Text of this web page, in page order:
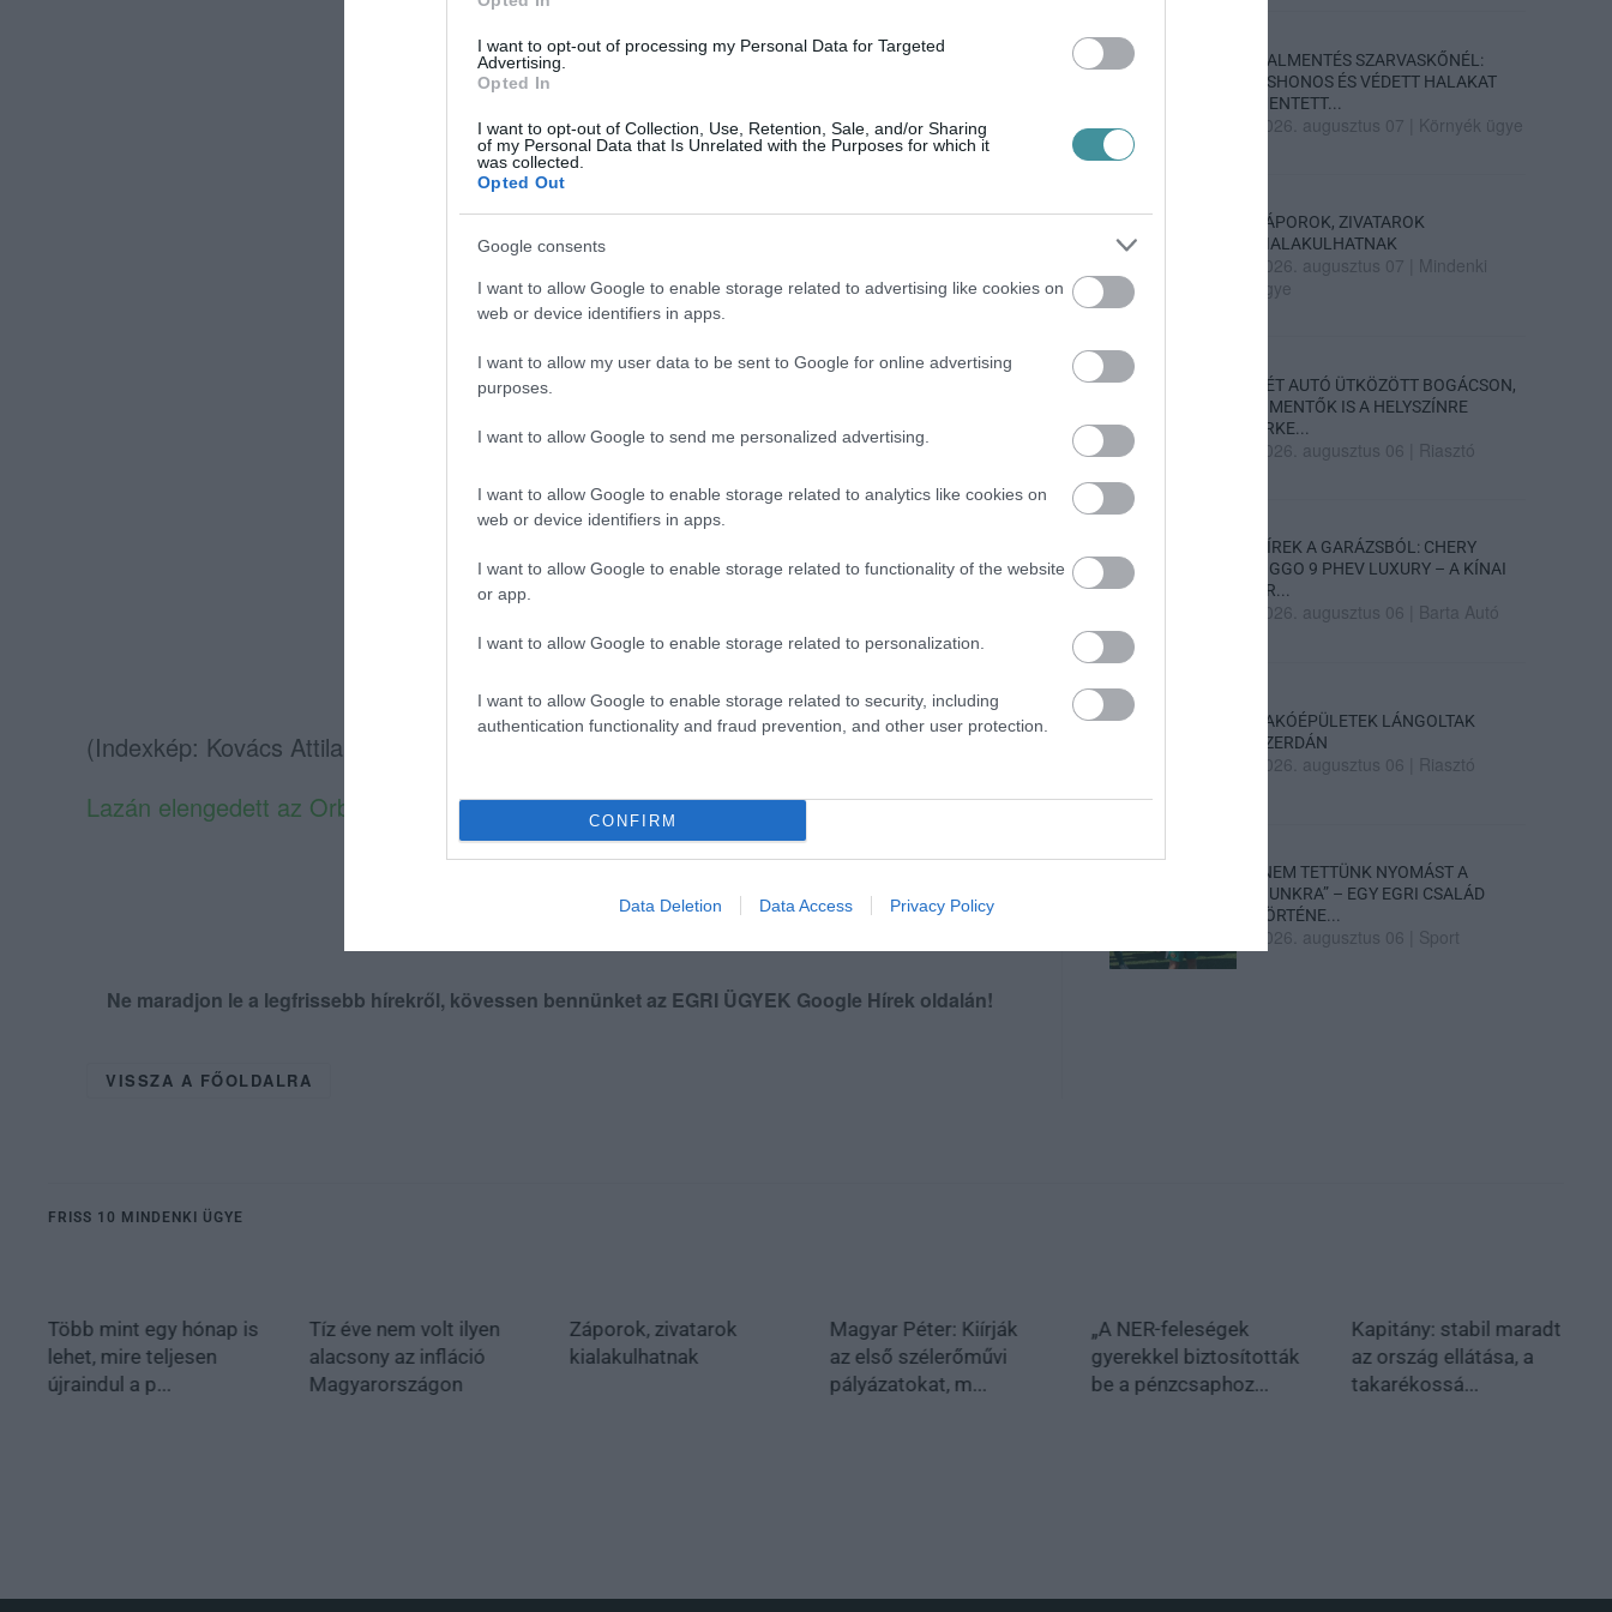
I want to opt-out of processing my Personal Data for Targeted
Advertising.
Opted In
I want to opt-out of Collection, Use, Retention, Sale, and/or Sharing
of my Personal Data that Is Unrelated with the Purposes for which it
was collected.
Opted Out
Google consents
I want to allow Google to enable storage related to advertising like cookies on
web or device identifiers in apps.
I want to allow my user data to be sent to Google for online advertising
purposes.
I want to allow Google to send me personalized advertising.
I want to allow Google to enable storage related to analytics like cookies on
web or device identifiers in apps.
I want to allow Google to enable storage related to functionality of the website
or app.
I want to allow Google to enable storage related to personalization.
I want to allow Google to enable storage related to security, including
authentication functionality and fraud prevention, and other user protection.
CONFIRM
Data Deletion Data Access Privacy Policy
(Indexkép: Kovács Attila / MTI)
Lazán elengedett az Orbán-kormány 73 milliárd forintnyi külföldi támogatást
Ne maradjon le a legfrissebb hírekről, kövessen bennünket az EGRI ÜGYEK Google Hírek oldalán!
VISSZA A FŐOLDALRA
HALMENTÉS SZARVASKŐNÉL:
ŐSHONOS ÉS VÉDETT HALAKAT
MENTETT...
2026. augusztus 07 Környék ügye
ZÁPOROK, ZIVATAROK
KIALAKULHATNAK
2026. augusztus 07
Mindenki
ügye
KÉT AUTÓ ÜTKÖZÖTT BOGÁCSON,
A MENTŐK IS A HELYSZÍNRE
ÉRKE...
2026. augusztus 06 Riasztó
HÍREK A GARÁZSBÓL: CHERY
TIGGO 9 PHEV LUXURY – A KÍNAI
PR...
2026. augusztus 06 Barta Autó
LAKÓÉPÜLETEK LÁNGOLTAK
SZERDÁN
2026. augusztus 06 Riasztó
„NEM TETTÜNK NYOMÁST A
FIUNKRA” – EGY EGRI CSALÁD
TÖRTÉNE...
2026. augusztus 06 Sport
FRISS 10 MINDENKI ÜGYE
Több mint egy hónap is
lehet, mire teljesen
újraindul a p...
Tíz éve nem volt ilyen
alacsony az infláció
Magyarországon
Záporok, zivatarok
kialakulhatnak
Magyar Péter: Kiírják
az első szélerőművi
pályázatokat, m...
„A NER-feleségek
gyerekkel biztosították
be a pénzcsaphoz...
Kapitány: stabil maradt
az ország ellátása, a
takarékossá...